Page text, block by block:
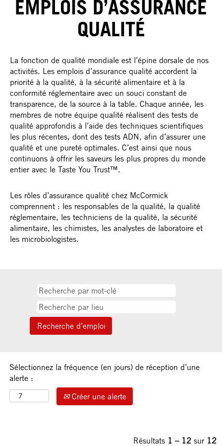
EMPLOIS D’ASSURANCE
QUALITÉ
La fonction de qualité mondiale est l’épine dorsale de nos
activités. Les emplois d’assurance qualité accordent la
priorité à la qualité, à la sécurité alimentaire et à la
conformité réglementaire avec un souci constant de
transparence, de la source à la table. Chaque année, les
membres de notre équipe qualité réalisent des tests de
qualité approfondis à l’aide des techniques scientifiques
les plus récentes, dont des tests ADN, afin d’assurer une
qualité et une pureté optimales. C’est ainsi que nous
continuons à offrir les saveurs les plus propres du monde
entier avec le Taste You Trust™.
Les rôles d’assurance qualité chez McCormick
comprennent : les responsables de la qualité, la qualité
réglementaire, les techniciens de la qualité, la sécurité
alimentaire, les chimistes, les analystes de laboratoire et
les microbiologistes.
Sélectionnez la fréquence (en jours) de réception d’une
alerte :
Créer une alerte
Résultats 1 – 12 sur 12